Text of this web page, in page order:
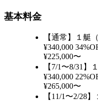
基本料金
【通常】１艇
¥340,000
¥225,000〜
【7/1〜8/31】
¥340,000
¥265,000〜
【11/1〜2/28